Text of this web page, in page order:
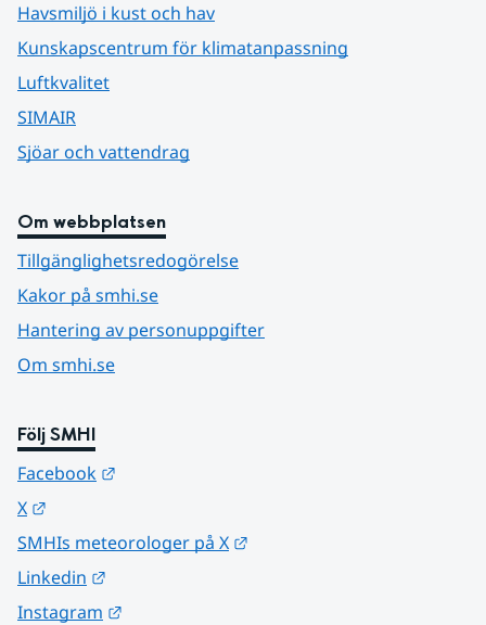
Havsmiljö i kust och hav
Kunskapscentrum för klimatanpassning
Luftkvalitet
SIMAIR
Sjöar och vattendrag
Om webbplatsen
Tillgänglighetsredogörelse
Kakor på smhi.se
Hantering av personuppgifter
Om smhi.se
Följ SMHI
Facebook
X
SMHIs meteorologer på X
Linkedin
Instagram